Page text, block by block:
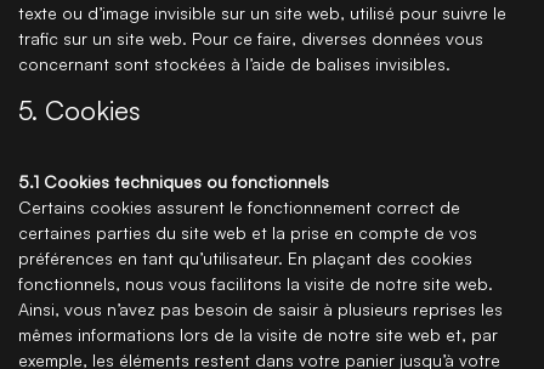
texte ou d’image invisible sur un site web, utilisé pour suivre le
trafic sur un site web. Pour ce faire, diverses données vous
concernant sont stockées à l’aide de balises invisibles.
5. Cookies
5.1 Cookies techniques ou fonctionnels
Certains cookies assurent le fonctionnement correct de
certaines parties du site web et la prise en compte de vos
préférences en tant qu’utilisateur. En plaçant des cookies
fonctionnels, nous vous facilitons la visite de notre site web.
Ainsi, vous n’avez pas besoin de saisir à plusieurs reprises les
mêmes informations lors de la visite de notre site web et, par
exemple, les éléments restent dans votre panier jusqu’à votre